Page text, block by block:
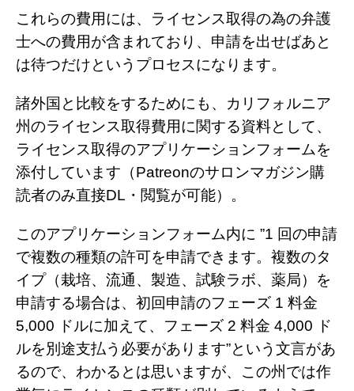
これらの費用には、ライセンス取得の為の弁護
士への費用が含まれており、申請を出せばあと
は待つだけというプロセスになります。
諸外国と比較をするためにも、カリフォルニア
州のライセンス取得費用に関する資料として、
ライセンス取得のアプリケーションフォームを
添付しています（Patreonのサロンマガジン購
読者のみ直接DL・閲覧が可能）。
このアプリケーションフォーム内に ”1 回の申請
で複数の種類の許可を申請できます。複数のタ
イプ（栽培、流通、製造、試験ラボ、薬局）を
申請する場合は、初回申請のフェーズ 1 料金
5,000 ドルに加えて、フェーズ 2 料金 4,000 ド
ルを別途支払う必要があります”という文言があ
るので、わかるとは思いますが、この州では作